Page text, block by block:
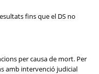
fins que el DS no
per causa de mort. Per
amb intervenció judicial